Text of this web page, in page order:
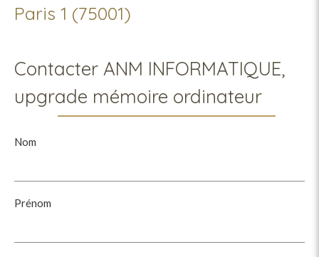
Paris 1 (75001)
Contacter ANM INFORMATIQUE,
upgrade mémoire ordinateur
Nom
Prénom